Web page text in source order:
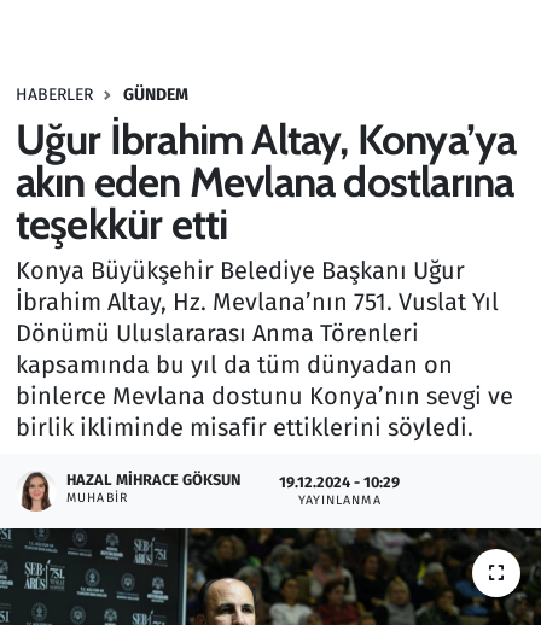
HABERLER GÜNDEM
Uğur İbrahim Altay, Konya’ya
akın eden Mevlana dostlarına
teşekkür etti
Konya Büyükşehir Belediye Başkanı Uğur
İbrahim Altay, Hz. Mevlana’nın 751. Vuslat Yıl
Dönümü Uluslararası Anma Törenleri
kapsamında bu yıl da tüm dünyadan on
binlerce Mevlana dostunu Konya’nın sevgi ve
birlik ikliminde misafir ettiklerini söyledi.
HAZAL MIHRACE GÖKSUN
MUHABIR
19.12.2024 - 10:29
YAYINLANMA
Haber
Kültür Sanat
Kurumsal Haberler
Lezzet Durağı
Memur ve Kamu
Otomobil
Oyun
Ramazan
Resmi İlanlar